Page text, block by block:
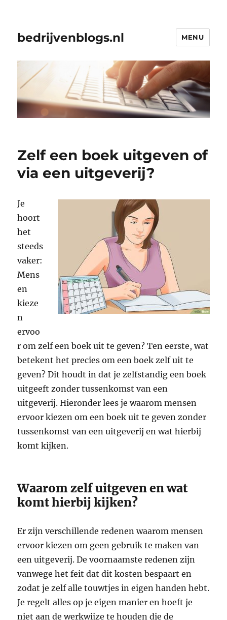
bedrijvenblogs.nl MENU
Zelf een boek uitgeven of
via een uitgeverij?
Je
hoort
het
steeds
vaker:
Mens
en
kieze
n
ervoo
r om zelf een boek uit te geven? Ten eerste, wat
betekent het precies om een boek zelf uit te
geven? Dit houdt in dat je zelfstandig een boek
uitgeeft zonder tussenkomst van een
uitgeverij. Hieronder lees je waarom mensen
ervoor kiezen om een boek uit te geven zonder
tussenkomst van een uitgeverij en wat hierbij
komt kijken.
Waarom zelf uitgeven en wat
komt hierbij kijken?
Er zijn verschillende redenen waarom mensen
ervoor kiezen om geen gebruik te maken van
een uitgeverij. De voornaamste redenen zijn
vanwege het feit dat dit kosten bespaart en
zodat je zelf alle touwtjes in eigen handen hebt.
Je regelt alles op je eigen manier en hoeft je
niet aan de werkwijze te houden die de